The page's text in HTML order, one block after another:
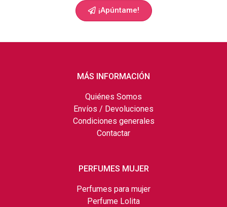
¡Apúntame!
MÁS INFORMACIÓN
Quiénes Somos
Envíos / Devoluciones
Condiciones generales
Contactar
PERFUMES MUJER
Perfumes para mujer
Perfume Lolita